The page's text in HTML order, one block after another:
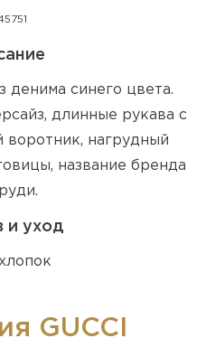
денима синего цвета.
длинные рукава с
воротник, нагрудный
название бренда
и уход
GUCCI